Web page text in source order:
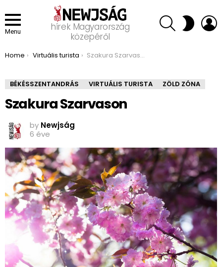
Menu
hírek Magyarország
közepéről
SEARCH SWITCH
SKIN
You are here:
Home Virtuális turista Szakura Szarvason
BÉKÉSSZENTANDRÁS VIRTUÁLIS TURISTA ZÖLD ZÓNA
Szakura Szarvason
by Newjság
6 éve